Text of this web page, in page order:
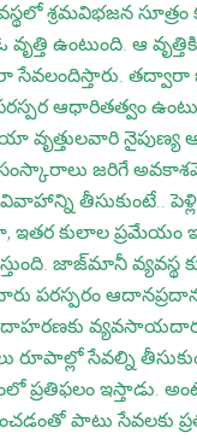
శ్రమవిభజన సూత్రం
వృత్తి ఉంటుంది. ఆ
సేవలందిస్తారు.
ఆధారితత్వం
వృత్తులవారి నైపుణ్య
సంస్కారాలు జరిగే
తీసుకుంటే..
ఇతర కులాల ప్రమేయం
జాజ్‌మానీ వ్యవస్థ
పరస్పరం
ఉదాహరణకు
రూపాల్లో సేవల్ని
ప్రతిఫలం ఇస్తాడు. అంటే
పాటు సేవలకు